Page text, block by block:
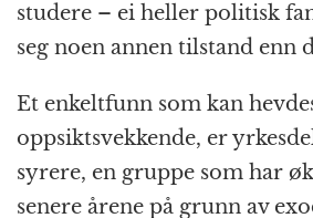
studere – ei heller politisk
seg noen annen tilstand enn
Et enkeltfunn som kan
oppsikts­vekkende, er
syrere, en gruppe som har
senere årene på grunn av